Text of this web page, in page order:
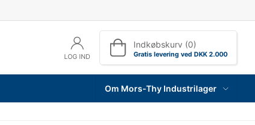
LOG IND
Indkøbskurv (0)
Gratis levering ved DKK 2.000
Om Mors-Thy Industrilager